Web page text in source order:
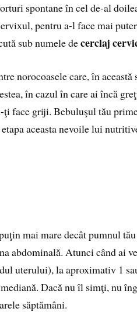
spontane în cel de-al
pentru a-l face mai
sub numele decerclaj
norocoasele care, în această
în cazul în care ai încă
face griji. Bebuluşul tău
aceasta nevoile lui
mai mare decât pumnul
abdominală. Atunci când ai
uterului), la aproximativ 1
Dacă nu îl simţi, nu
săptămâni.